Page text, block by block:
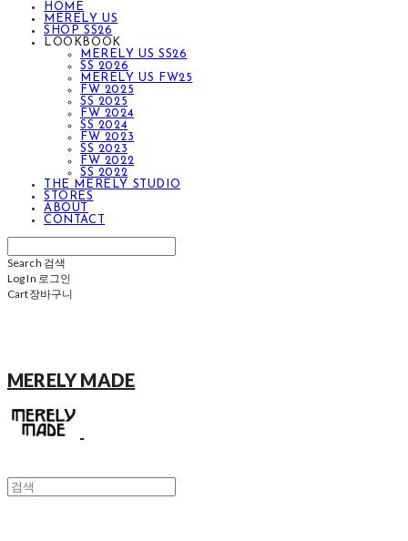
HOME
MERELY US
SHOP SS26
LOOKBOOK
MERELY US SS26
SS 2026
MERELY US FW25
FW 2025
SS 2025
FW 2024
SS 2024
FW 2023
SS 2023
FW 2022
SS 2022
THE MERELY STUDIO
STORES
ABOUT
CONTACT
Search 검색
Log In 로그인
Cart장바구니
MERELY MADE